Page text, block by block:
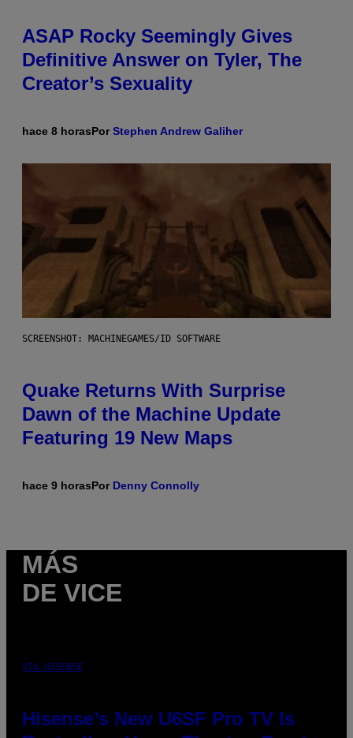
ASAP Rocky Seemingly Gives
Definitive Answer on Tyler, The
Creator’s Sexuality
hace 8 horasPorStephen Andrew Galiher
SCREENSHOT: MACHINEGAMES/ID SOFTWARE
Quake Returns With Surprise
Dawn of the Machine Update
Featuring 19 New Maps
hace 9 horasPor Denny Connolly
MÁS
DE VICE
VIA HISENSE
Hisense’s New U6SF Pro TV Is